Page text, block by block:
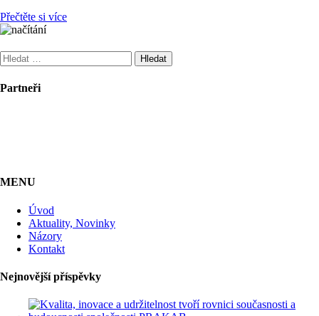
Přečtěte si více
Vyhledávání
Partneři
MENU
Úvod
Aktuality, Novinky
Názory
Kontakt
Nejnovější příspěvky